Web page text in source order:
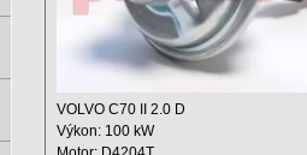
VOLVO C70 II 2.0 D
Výkon: 100 kW